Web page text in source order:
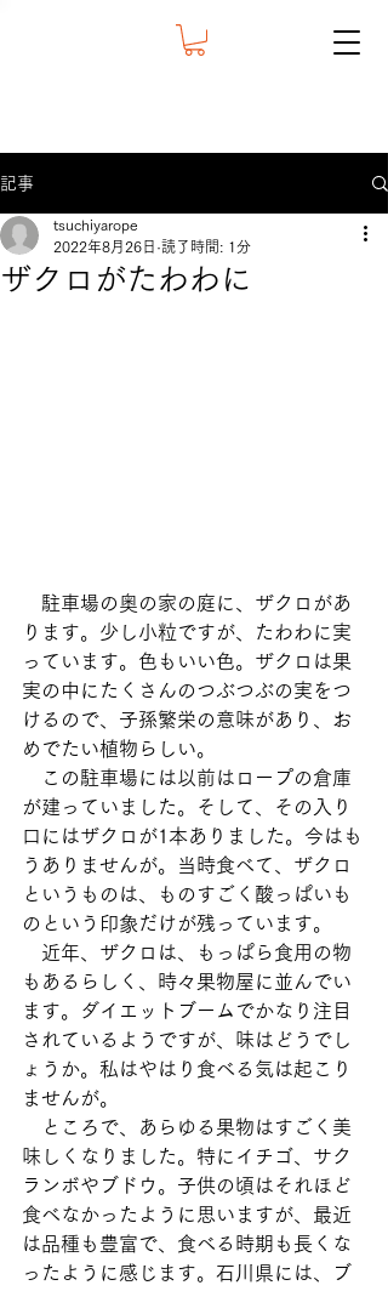
記事
ザクロがたわわに
tsuchiyarope
2022年8月26日 読了時間: 1分
駐車場の奥の家の庭に、ザクロがあ
ります。少し小粒ですが、たわわに実
っています。色もいい色。ザクロは果
実の中にたくさんのつぶつぶの実をつ
けるので、子孫繁栄の意味があり、お
めでたい植物らしい。
この駐車場には以前はロープの倉庫
が建っていました。そして、その入り
口にはザクロが1本ありました。今はも
うありませんが。当時食べて、ザクロ
というものは、ものすごく酸っぱいも
のという印象だけが残っています。
近年、ザクロは、もっぱら食用の物
もあるらしく、時々果物屋に並んでい
ます。ダイエットブームでかなり注目
されているようですが、味はどうでし
ょうか。私はやはり食べる気は起こり
ませんが。
ところで、あらゆる果物はすごく美
味しくなりました。特にイチゴ、サク
ランボやブドウ。子供の頃はそれほど
食べなかったように思いますが、最近
は品種も豊富で、食べる時期も長くな
ったように感じます。石川県には、ブ